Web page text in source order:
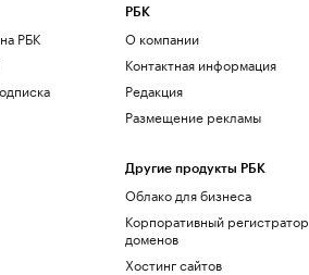
РБК
РБК
О компании
Контактная информация
Редакция
Размещение рекламы
Другие продукты РБК
Облако для бизнеса
Корпоративный регистратор
доменов
Хостинг сайтов